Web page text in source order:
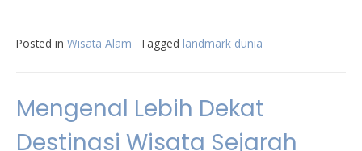
Posted in Wisata Alam Tagged landmark dunia
Mengenal Lebih Dekat
Destinasi Wisata Sejarah